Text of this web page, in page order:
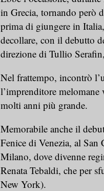
in Grecia, tornando però
prima di giungere in
decollare, con il debutto
direzione di Tullio
Nel frattempo, incontrò
l’imprenditore
molti anni più grande.
Memorabile anche il
Fenice di Venezia, al
Milano, dove divenne
Renata Tebaldi, che per
New York).